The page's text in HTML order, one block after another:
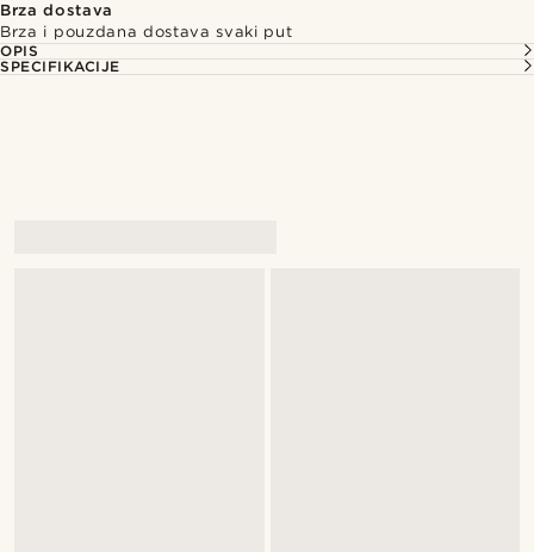
Brza dostava
Brza i pouzdana dostava svaki put
OPIS
SPECIFIKACIJE